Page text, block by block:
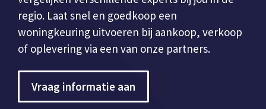
regio. Laat snel en goedkoop een
woningkeuring uitvoeren bij aankoop, verkoop
of oplevering via een van onze partners.
Vraag informatie aan